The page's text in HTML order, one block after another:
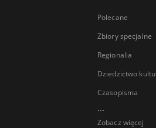
Polecane
Zbiory specjalne
Regionalia
Dziedzictwo
Czasopisma
...
Zobacz więcej